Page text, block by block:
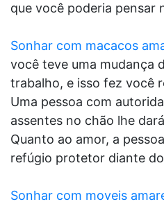
que você poderia pensar
Sonhar com macacos
você teve uma mudança
trabalho, e isso fez você
Uma pessoa com
assentes no chão lhe
Quanto ao amor, a
refúgio protetor diante
Sonhar com moveis